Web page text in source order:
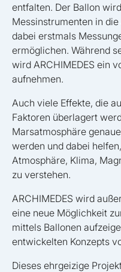
entfalten. Der Ballon
Messinstrumenten in
dabei erstmals
ermöglichen. Während
wird ARCHIMEDES ein
aufnehmen.
Auch viele Effekte, die
Faktoren überlagert
Marsatmosphäre
werden und dabei
Atmosphäre, Klima,
zu verstehen.
ARCHIMEDES wird
eine neue Möglichkeit
mittels Ballonen
entwickelten Konzepts
Dieses ehrgeizige